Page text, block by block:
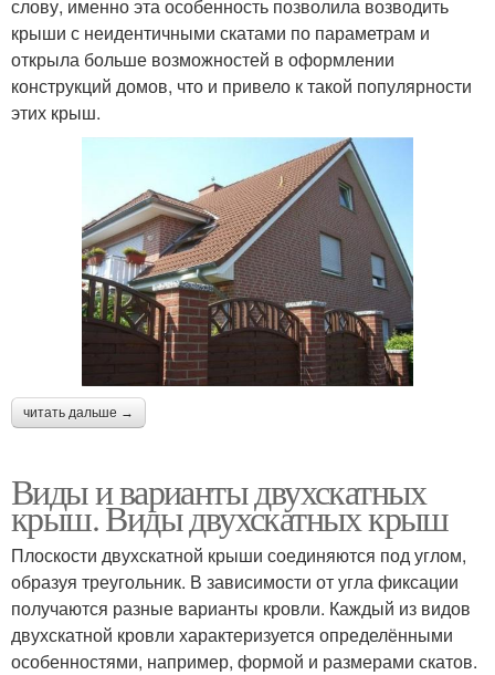
слову, именно эта особенность позволила возводить
крыши с неидентичными скатами по параметрам и
открыла больше возможностей в оформлении
конструкций домов, что и привело к такой популярности
этих крыш.
читать дальше →
Виды и варианты двухскатных
крыш. Виды двухскатных крыш
Плоскости двухскатной крыши соединяются под углом,
образуя треугольник. В зависимости от угла фиксации
получаются разные варианты кровли. Каждый из видов
двухскатной кровли характеризуется определёнными
особенностями, например, формой и размерами скатов.